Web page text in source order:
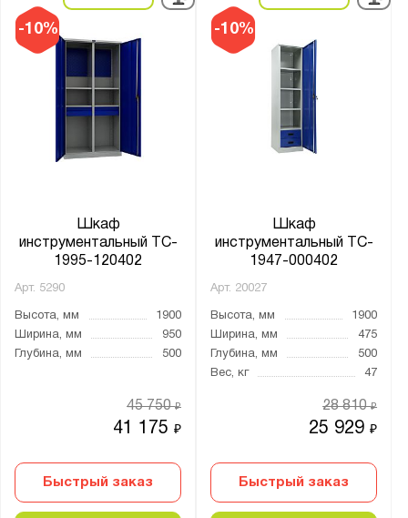
-10%
Шкаф
инструментальный TC-
1995-120402
Арт. 5290
Высота, мм
1900
Ширина, мм
950
Глубина, мм
500
41 175₽
45 750₽
Быстрый заказ
-10%
Шкаф
инструментальный TC-
1947-000402
Арт. 20027
Высота, мм
1900
Ширина, мм
475
Глубина, мм
500
Вес, кг
47
25 929₽
28 810₽
Быстрый заказ
Агатовый серый (RAL 7038)
Антрацитово-серый (RAL 7016)
Графитовый серый (RAL 7024)
Светло-серый (RAL 7035)
Материал:
Металл
Страна производства:
Производитель:
Gresson
Диком
Метех